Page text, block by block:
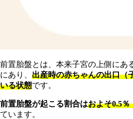
前置胎盤とは、本来子宮の上側にあ
にあり、 出産時の赤ちゃんの出口（
いる状態です。
前置胎盤が起こる割合はおよそ0.5％
ています。